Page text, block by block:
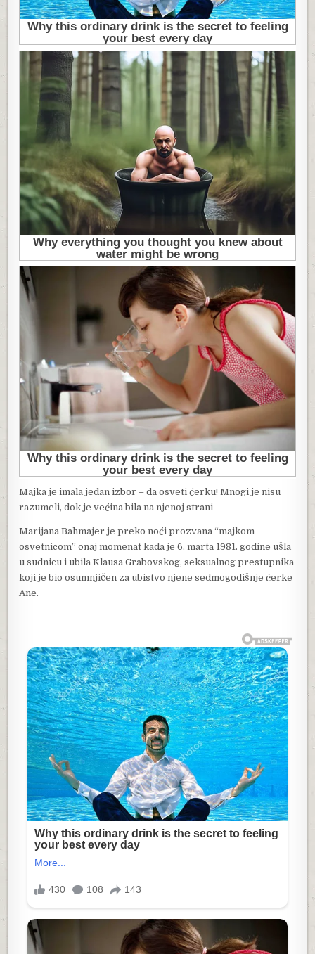
Majka je imala jedan izbor – da osveti ćerku! Mnogi je nisu
razumeli, dok je većina bila na njenoj strani
Marijana Bahmajer je preko noći prozvana “majkom
osvetnicom” onaj momenat kada je 6. marta 1981. godine ušla
u sudnicu i ubila Klausa Grabovskog, seksualnog prestupnika
koji je bio osumnjičen za ubistvo njene sedmogodišnje ćerke
Ane.